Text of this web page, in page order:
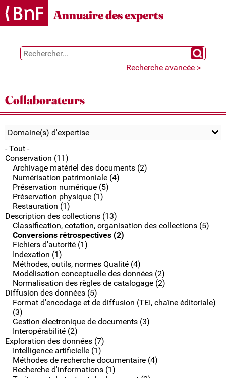
Gestion des cookies
Annuaire des experts
Chercher
Recherche avancée >
Collaborateurs
Domaine(s) d'expertise
- Tout -
Conservation (11)
Archivage matériel des documents (2)
Numérisation patrimoniale (4)
Préservation numérique (5)
Préservation physique (1)
Restauration (1)
Description des collections (13)
Classification, cotation, organisation des collections (5)
Conversions rétrospectives (2)
Fichiers d'autorité (1)
Indexation (1)
Méthodes, outils, normes Qualité (4)
Modélisation conceptuelle des données (2)
Normalisation des règles de catalogage (2)
Diffusion des données (5)
Format d'encodage et de diffusion (TEI, chaîne éditoriale)
(3)
Gestion électronique de documents (3)
Interopérabilité (2)
Exploration des données (7)
Intelligence artificielle (1)
Méthodes de recherche documentaire (4)
Recherche d'informations (1)